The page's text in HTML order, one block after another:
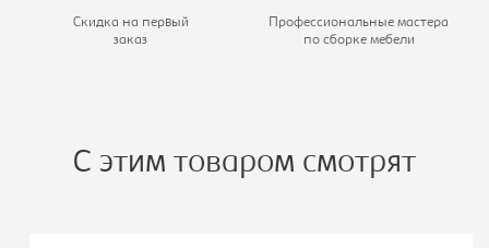
Скидка на первый
заказ
Профессиональные мастера
по сборке мебели
С этим товаром смотрят